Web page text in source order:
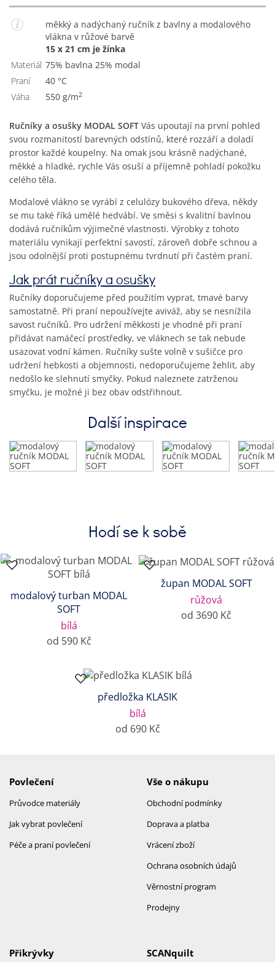
měkký a nadýchaný ručník z bavlny a modalového
vlákna v růžové barvě
15 x 21 cm je žínka
Materiál
75% bavlna 25% modal
Praní
40 °C
Váha
550 g/m2
Ručníky a osušky MODAL SOFT Vás upoutají na první pohled
svou rozmanitostí barevných odstínů, které rozzáří a doladí
prostor každé koupelny. Na omak jsou krásně nadýchané,
měkké a hladké, rychle Vás osuší a příjemně pohladí pokožku
celého těla.
Modalové vlákno se vyrábí z celulózy bukového dřeva, někdy
se mu také říká umělé hedvábí. Ve směsi s kvalitní bavlnou
dodává ručníkům výjimečné vlastnosti. Výrobky z tohoto
materiálu vynikají perfektní savostí, zároveň dobře schnou a
jsou odolnější proti postupnému tvrdnutí při častém praní.
Jak prát ručníky a osušky
Ručníky doporučujeme před použitím vyprat, tmavé barvy
samostatně. Při praní nepoužívejte aviváž, aby se nesnížila
savost ručníků. Pro udržení měkkosti je vhodné při praní
přidávat namáčecí prostředky, ve vláknech se tak nebude
usazovat vodní kámen. Ručníky sušte volně v sušičce pro
udržení hebkosti a objemnosti, nedoporučujeme žehlit, aby
nedošlo ke slehnutí smyčky. Pokud naleznete zatrženou
smyčku, je možné ji bez obav odstřihnout.
Další inspirace
Hodí se k sobě
modalový turban MODAL
SOFT
bílá
od 590 Kč
župan MODAL SOFT
růžová
od 3690 Kč
předložka KLASIK
bílá
od 690 Kč
Povlečení
Průvodce materiály
Jak vybrat povlečení
Péče a praní povlečení
Vše o nákupu
Obchodní podmínky
Doprava a platba
Vrácení zboží
Ochrana osobních údajů
Věrnostní program
Prodejny
SCANquilt
Přikrývky